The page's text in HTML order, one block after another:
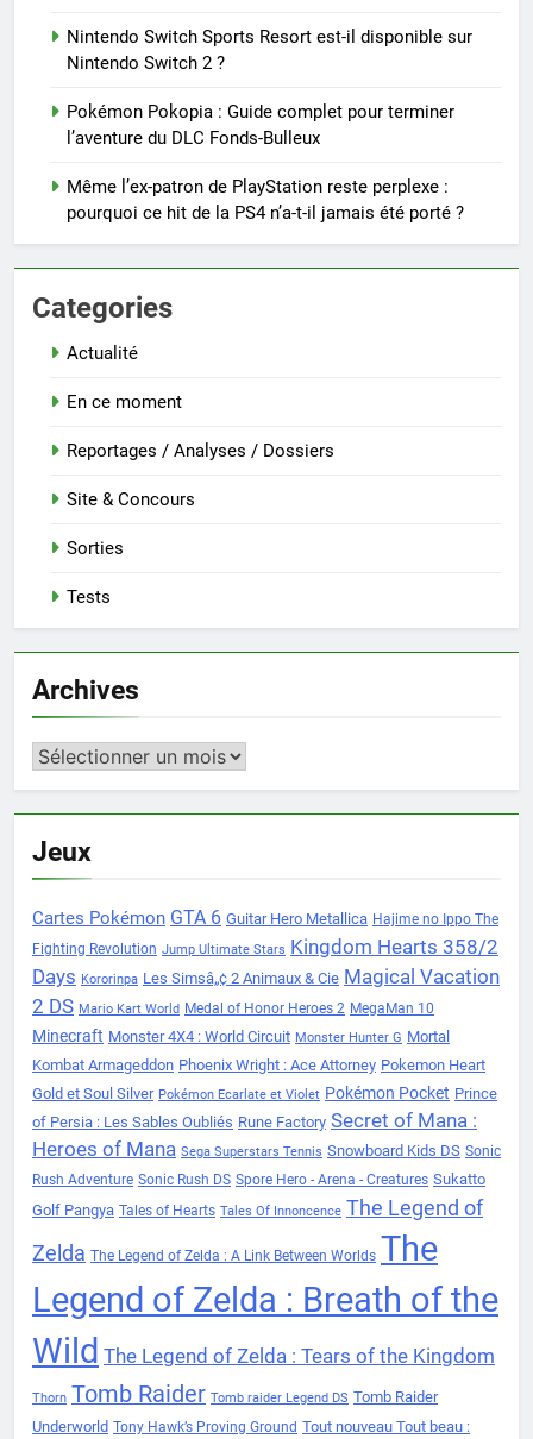
Nintendo Switch Sports Resort est-il disponible sur
Nintendo Switch 2 ?
Pokémon Pokopia : Guide complet pour terminer
l’aventure du DLC Fonds-Bulleux
Même l’ex-patron de PlayStation reste perplexe :
pourquoi ce hit de la PS4 n’a-t-il jamais été porté ?
Categories
Actualité
En ce moment
Reportages / Analyses / Dossiers
Site & Concours
Sorties
Tests
Archives
Archives
Jeux
Cartes Pokémon GTA 6 Guitar Hero Metallica Hajime no Ippo The
Fighting Revolution Jump Ultimate Stars Kingdom Hearts 358/2
Days Kororinpa Les Simsâ„¢ 2 Animaux & Cie Magical Vacation
2 DS Mario Kart World Medal of Honor Heroes 2 MegaMan 10
Minecraft Monster 4X4 : World Circuit Monster Hunter G Mortal
Kombat Armageddon Phoenix Wright : Ace Attorney Pokemon Heart
Gold et Soul Silver Pokémon Ecarlate et Violet Pokémon Pocket Prince
of Persia : Les Sables Oubliés Rune Factory Secret of Mana :
Heroes of Mana Sega Superstars Tennis Snowboard Kids DS Sonic
Rush Adventure Sonic Rush DS Spore Hero - Arena - Creatures Sukatto
Golf Pangya Tales of Hearts Tales Of Innoncence The Legend of
Zelda The Legend of Zelda : A Link Between Worlds The
Legend of Zelda : Breath of the
Wild The Legend of Zelda : Tears of the Kingdom
Thorn Tomb Raider Tomb raider Legend DS Tomb Raider
Underworld Tony Hawk’s Proving Ground Tout nouveau Tout beau :